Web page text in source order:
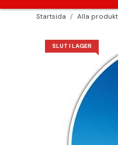
Startsida / Alla
SLUT I LAGER